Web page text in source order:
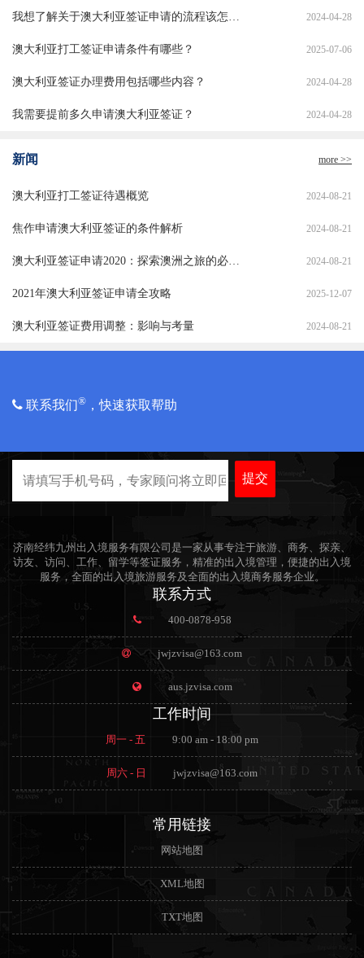
我想了解关于澳大利亚签证申请的流程该怎么办？ 2024-04-28
澳大利亚打工签证申请条件有哪些？ 2025-07-06
澳大利亚签证办理费用包括哪些内容？ 2024-04-28
我需要提前多久申请澳大利亚签证？ 2024-04-28
新闻 more >>
澳大利亚打工签证待遇概览 2024-08-21
焦作申请澳大利亚签证的条件解析 2024-08-21
澳大利亚签证申请2020：探索澳洲之旅的必备指南 2024-08-21
2021年澳大利亚签证申请全攻略 2025-12-07
澳大利亚签证费用调整：影响与考量 2024-08-21
联系我们® ，快速获取帮助
提交
济南经纬九州出入境服务有限公司是一家从事专注于旅游、商务、探亲、
访友、访问、工作、留学等签证服务，精准的出入境管理，便捷的出入境
服务，全面的出入境旅游服务及全面的出入境商务服务企业。
联系方式
400-0878-958
jwjzvisa@163.com
aus.jzvisa.com
工作时间
周一 - 五 9:00 am - 18:00 pm
周六 - 日 jwjzvisa@163.com
常用链接
网站地图
XML地图
TXT地图